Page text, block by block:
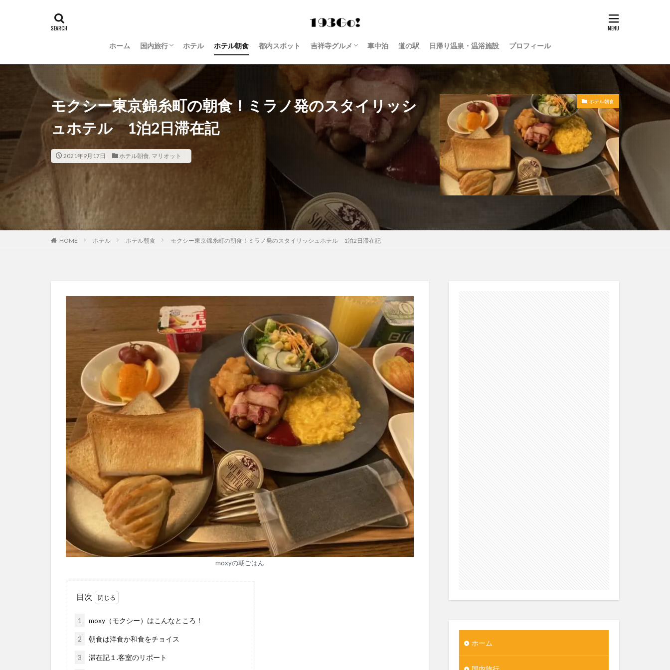
ホーム 国内旅行
羽田空港グルメ
大阪
京都
沖縄
新潟
長野
茨城
富山
金沢
山梨
ホテル ホテル朝食 都内スポット 吉祥寺グルメ
西荻窪 グルメ
車中泊 道の駅 日帰り温泉・温浴施設 プロフィール
モクシー東京錦糸町の朝食！ミラノ発のスタイリッシ
ュホテル 1泊2日滞在記
2021年9月17日 ホテル朝食, マリオット
ホテル朝食
HOME ホテル ホテル朝食 モクシー東京錦糸町の朝食！ミラノ発のスタイリッシュホテル 1泊2日滞在記
moxyの朝ごはん
目次
1 moxy（モクシー）はこんなところ！
2 朝食は洋食か和食をチョイス
3 滞在記１.客室のリポート
ホーム